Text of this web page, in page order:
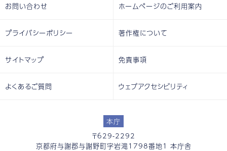
本庁
〒629-2292
京都府与謝郡与謝野町字岩滝1798番地1 本庁舎
お問い合わせ ホームページのご利用案内
プライバシーポリシー 著作権について
サイトマップ 免責事項
よくあるご質問 ウェブアクセシビリティ